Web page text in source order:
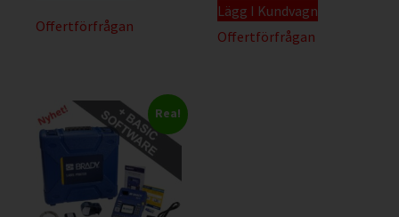
Offertförfrågan
Lägg I Kundvagn
Offertförfrågan
Rea!